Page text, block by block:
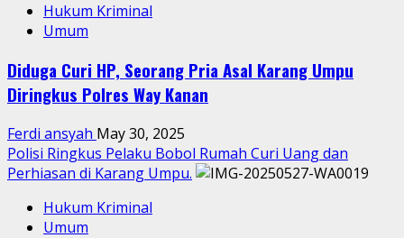
Hukum Kriminal
Umum
Diduga Curi HP, Seorang Pria Asal Karang Umpu
Diringkus Polres Way Kanan
Ferdi ansyah May 30, 2025
Polisi Ringkus Pelaku Bobol Rumah Curi Uang dan
Perhiasan di Karang Umpu.
Hukum Kriminal
Umum